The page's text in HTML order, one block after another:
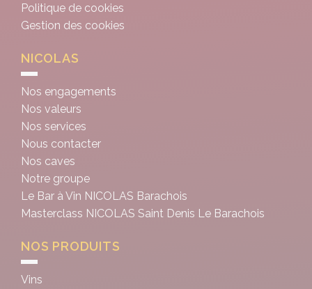
Politique de cookies
Gestion des cookies
NICOLAS
Nos engagements
Nos valeurs
Nos services
Nous contacter
Nos caves
Notre groupe
Le Bar à Vin NICOLAS Barachois
Masterclass NICOLAS Saint Denis Le Barachois
NOS PRODUITS
Vins